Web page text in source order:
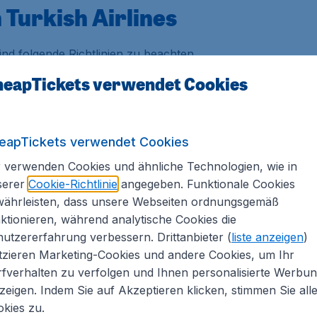
Turkish Airlines
folgende Richtlinien zu beachten.
persönliche Gegenstände kostenlos
benötigt, informieren Sie sich hierfür bei der Airline.
verwendet Cookies
verwendet Cookies
verwenden Cookies und ähnliche Technologien, wie in
Cookie-Richtlinieangegeben. Funktionale Cookies
dass unsere Webseiten ordnungsgemäß
während analytische Cookies die
verbessern. Drittanbieter (liste anzeigen)
Marketing-Cookies und andere Cookies, um Ihr
zu verfolgen und Ihnen personalisierte
Indem Sie auf Akzeptieren klicken, stimmen Sie
zu.